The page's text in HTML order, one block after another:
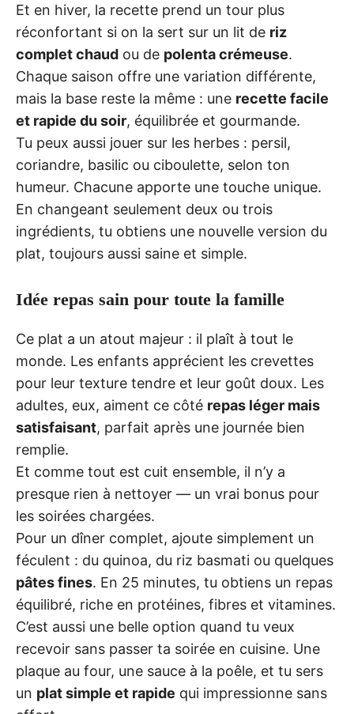
Et en hiver, la recette prend un tour plus
réconfortant si on la sert sur un lit de riz
complet chaud ou de polenta crémeuse.
Chaque saison offre une variation différente,
mais la base reste la même : une recette facile
et rapide du soir, équilibrée et gourmande.
Tu peux aussi jouer sur les herbes : persil,
coriandre, basilic ou ciboulette, selon ton
humeur. Chacune apporte une touche unique.
En changeant seulement deux ou trois
ingrédients, tu obtiens une nouvelle version du
plat, toujours aussi saine et simple.
Idée repas sain pour toute la famille
Ce plat a un atout majeur : il plaît à tout le
monde. Les enfants apprécient les crevettes
pour leur texture tendre et leur goût doux. Les
adultes, eux, aiment ce côté repas léger mais
satisfaisant, parfait après une journée bien
remplie.
Et comme tout est cuit ensemble, il n’y a
presque rien à nettoyer — un vrai bonus pour
les soirées chargées.
Pour un dîner complet, ajoute simplement un
féculent : du quinoa, du riz basmati ou quelques
pâtes fines. En 25 minutes, tu obtiens un repas
équilibré, riche en protéines, fibres et vitamines.
C’est aussi une belle option quand tu veux
recevoir sans passer ta soirée en cuisine. Une
plaque au four, une sauce à la poêle, et tu sers
un plat simple et rapide qui impressionne sans